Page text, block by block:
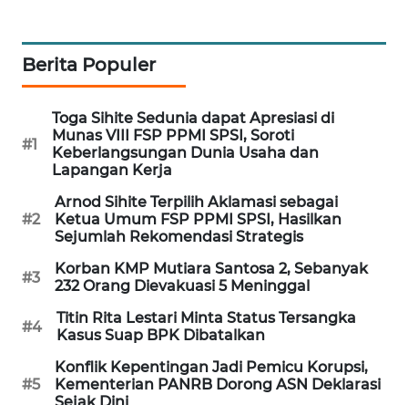
Berita Populer
#1
Toga Sihite Sedunia dapat Apresiasi di
Munas VIII FSP PPMI SPSI, Soroti
Keberlangsungan Dunia Usaha dan
Lapangan Kerja
#2
Arnod Sihite Terpilih Aklamasi sebagai
Ketua Umum FSP PPMI SPSI, Hasilkan
Sejumlah Rekomendasi Strategis
#3
Korban KMP Mutiara Santosa 2, Sebanyak
232 Orang Dievakuasi 5 Meninggal
#4
Titin Rita Lestari Minta Status Tersangka
Kasus Suap BPK Dibatalkan
#5
Konflik Kepentingan Jadi Pemicu Korupsi,
Kementerian PANRB Dorong ASN Deklarasi
Wahana
Network
KONSUMEN
LISTRIK
MASYARAKAT
KELISTRIKAN
WALINKI
ID
MAWAKA
ID
MARTABAT
NET